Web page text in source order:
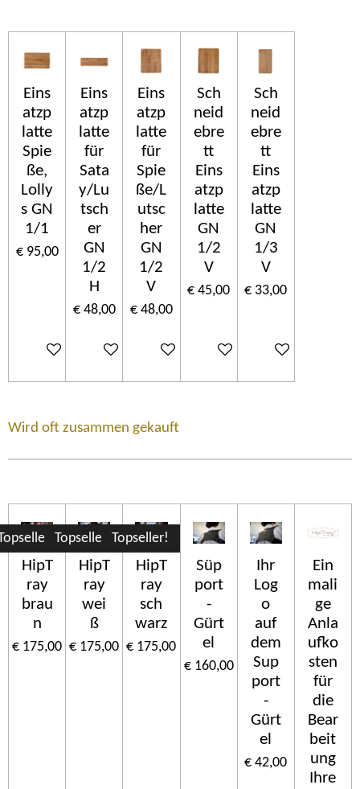
Eins
atzp
latte
Spie
ße,
Lolly
s GN
1/1
€ 95,00
In winkelwagen
Eins
atzp
latte
für
Sata
y/Lu
tsch
er
GN
1/2
H
€ 48,00
In winkelwagen
Eins
atzp
latte
für
Spie
ße/L
utsc
her
GN
1/2
V
€ 48,00
In winkelwagen
Sch
neid
ebre
tt
Eins
atzp
latte
GN
1/2
V
€ 45,00
In winkelwagen
Sch
neid
ebre
tt
Eins
atzp
latte
GN
1/3
V
€ 33,00
In winkelwagen
Wird oft zusammen gekauft
HipT
ray
brau
n
€ 175,00
Topseller!
HipT
ray
wei
ß
€ 175,00
Topseller!
HipT
ray
sch
warz
€ 175,00
Süp
port
-
Gürt
el
€ 160,00
Ihr
Log
o
auf
dem
Sup
port
-
Gürt
el
€ 42,00
Ein
mali
ge
Anla
ufko
sten
für
die
Bear
beit
ung
Ihre